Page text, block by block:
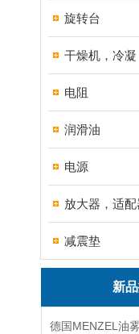
旋转台
干燥机，冷凝
电阻
润滑油
电源
放大器，适配
减震垫
新